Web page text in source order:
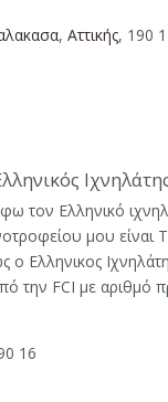
, Αττικής, 190
τον Ελληνικό
μου είναι
Ελληνικος
την FCI με
16